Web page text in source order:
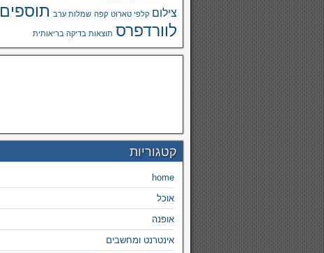
צילום קלפי טארוט קפה שמלות ערב תוספים
לוורדפרס תוצאות בדיקה בריאותית
קטגוריות
home
אוכל
אופנה
אינטרנט ומחשבים